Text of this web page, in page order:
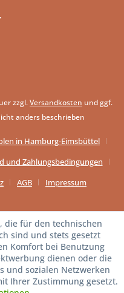
zzgl.Versandkosten und ggf.
anders beschrieben
in Hamburg-Eimsbüttel
und Zahlungsbedingungen
AGB Impressum
die für den technischen
sind und stets gesetzt
Komfort bei Benutzung
dienen oder die
und sozialen Netzwerken
Ihrer Zustimmung gesetzt.